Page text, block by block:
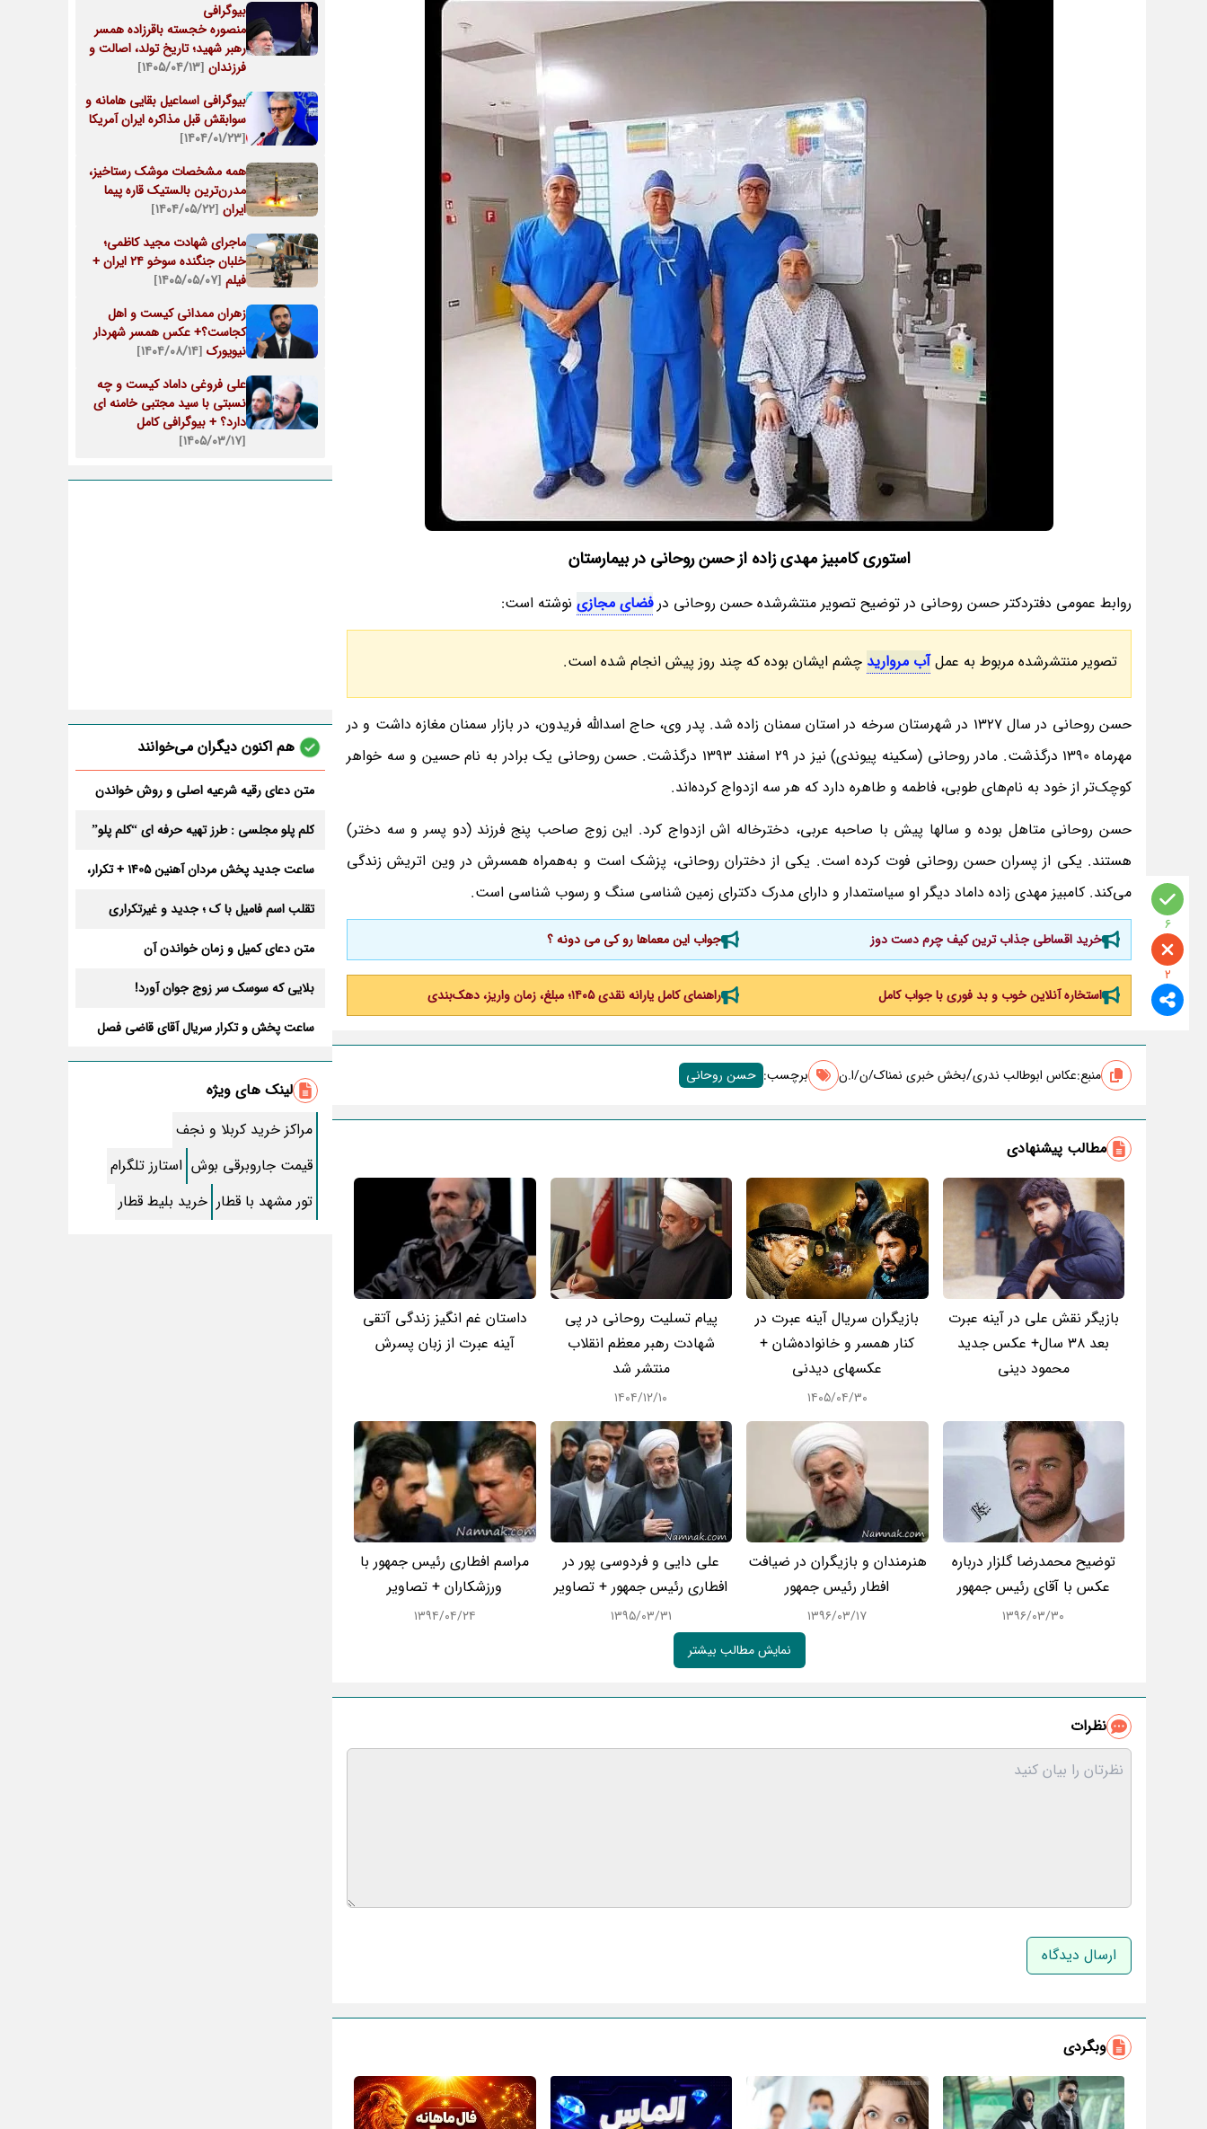
استوری کامبیز مهدی زاده از حسن روحانی در بیمارستان
روابط عمومی دفتردکتر حسن روحانی در توضیح تصویر منتشرشده حسن روحانی درفضای مجازی نوشته است:
تصویر منتشرشده مربوط به عملآب مروارید چشم ایشان بوده که چند روز پیش انجام شده است.
حسن روحانی در سال 1327 در شهرستان سرخه در استان سمنان زاده شد. پدر وی، حاج اسدالله فریدون، در بازار سمنان مغازه داشت و در
مهرماه 1390 درگذشت. مادر روحانی (سکینه پیوندی) نیز در 29 اسفند 1393 درگذشت. حسن روحانی یک برادر به نام حسین و سه خواهر
کوچک‌تر از خود به نام‌های طوبی، فاطمه و طاهره دارد که هر سه ازدواج کرده‌اند.
حسن روحانی متاهل بوده و سالها پیش با صاحبه عربی، دخترخاله اش ازدواج کرد. این زوج صاحب پنج فرزند (دو پسر و سه دختر)
هستند. یکی از پسران حسن روحانی فوت کرده است. یکی از دختران روحانی، پزشک است و به‌همراه همسرش در وین اتریش زندگی
می‌کند. کامبیز مهدی زاده داماد دیگر او سیاستمدار و دارای مدرک دکترای زمین شناسی سنگ و رسوب شناسی است.
خرید اقساطی جذاب ترین کیف چرم دست دوز جواب این معماها رو کی می دونه ؟
استخاره آنلاین خوب و بد فوری با جواب کامل راهنمای کامل یارانه نقدی ۱۴۰۵؛ مبلغ، زمان واریز، دهک‌بندی
6
2
منبع:عکاس ابوطالب ندری/بخش خبری نمناک/ن/ا.ن برچسب‌: حسن روحانی
مطالب پیشنهادی
بازیگر نقش علی در آینه عبرت
بعد 38 سال+ عکس جدید
محمود دینی
بازیگران سریال آینه عبرت در
کنار همسر و خانواده‌شان +
عکسهای دیدنی
۱۴۰۵/۰۴/۳۰
پیام تسلیت روحانی در پی
شهادت رهبر معظم انقلاب
منتشر شد
۱۴۰۴/۱۲/۱۰
داستان غم انگیز زندگی آتقی
آینه عبرت از زبان پسرش
توضیح محمدرضا گلزار درباره
عکس با آقای رئیس جمهور
۱۳۹۶/۰۳/۳۰
هنرمندان و بازیگران در ضیافت
افطار رئیس جمهور
۱۳۹۶/۰۳/۱۷
علی دایی و فردوسی پور در
افطاری رئیس جمهور + تصاویر
۱۳۹۵/۰۳/۳۱
مراسم افطاری رئیس جمهور با
ورزشکاران + تصاویر
۱۳۹۴/۰۴/۲۴
نمایش مطالب بیشتر
نظرات
نام و نام خانوادگی
وبگردی
بیوگرافی
منصوره خجسته باقرزاده همسر
رهبر شهید؛ تاریخ تولد، اصالت و
فرزندان [۱۴۰۵/۰۴/۱۳]
بیوگرافی اسماعیل بقایی هامانه و
سوابقش قبل مذاکره ایران آمریکا
[۱۴۰۴/۰۱/۲۳]
همه مشخصات موشک رستاخیز،
مدرن‌ترین بالستیک قاره پیما
ایران [۱۴۰۴/۰۵/۲۲]
ماجرای شهادت مجید کاظمی؛
خلبان جنگنده سوخو ۲۴ ایران +
فیلم [۱۴۰۵/۰۵/۰۷]
زهران ممدانی کیست و اهل
کجاست؟+ عکس همسر شهردار
نیویورک [۱۴۰۴/۰۸/۱۴]
علی فروغی داماد کیست و چه
نسبتی با سید مجتبی خامنه ای
دارد؟ + بیوگرافی کامل
[۱۴۰۵/۰۳/۱۷]
هم اکنون دیگران می‌خوانند
متن دعای رقیه شرعیه اصلی و روش خواندن
کلم پلو مجلسی : طرز تهیه حرفه ای “کلم پلو”
ساعت جدید پخش مردان آهنین 1405 + تکرار،
تقلب اسم فامیل با ک ؛ جدید و غیرتکراری
متن دعای کمیل و زمان خواندن آن
بلایی که سوسک سر زوج جوان آورد!
ساعت پخش و تکرار سریال آقای قاضی فصل
طرز تهیه سالاد ماکارونی خانگی خوشمزه و
لذیذ + آموزش تصویری
طرز تهیه پاستا با سس آلفردو و مرغ فوری +
آموزش تصویری پنه
جواب کامل اسم فامیل با “س”
ماه قرمز نشانه آخر دنیا در آسمان ظاهر شد !
جملات زیبا برای بهترین پدر دنیا
لینک های ویژه
مراکز خرید کربلا و نجف
قیمت جاروبرقی بوش استارز تلگرام
تور مشهد با قطار خرید بلیط قطار